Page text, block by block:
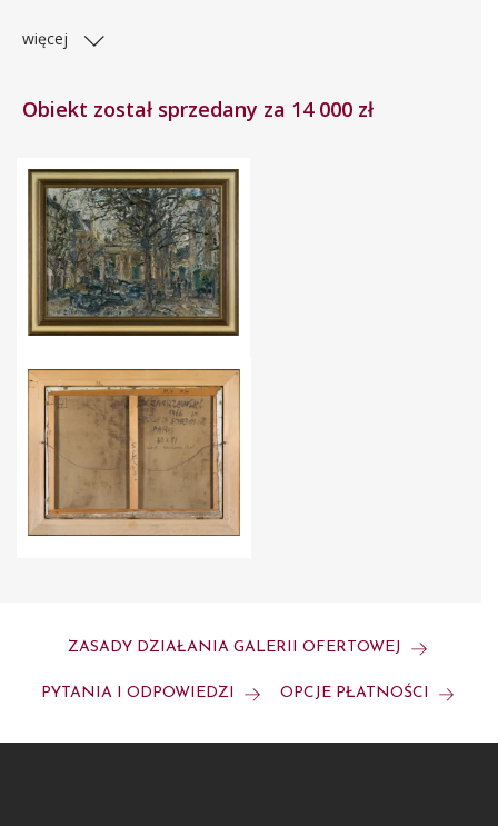
więcej
Obiekt został sprzedany za 14 000 zł
ZASADY DZIAŁANIA GALERII OFERTOWEJ
PYTANIA I ODPOWIEDZI OPCJE PŁATNOŚCI